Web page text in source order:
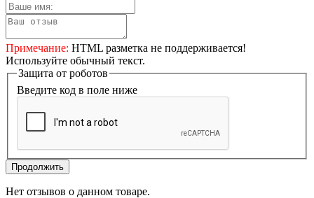
Примечание: HTML разметка не поддерживается!
Используйте обычный текст.
Защита от роботов
Введите код в поле ниже
Продолжить
Нет отзывов о данном товаре.